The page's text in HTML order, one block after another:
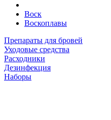
Воск
Воскоплавы
Препараты для бровей
Уходовые средства
Расходники
Дезинфекция
Наборы